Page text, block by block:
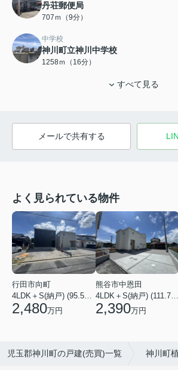
丹荘郵便局
707ｍ（9分）
中学校
神川町立神川中学校
1258ｍ（16分）
すべて見る
メールで共有する
よく見られている物件
行田市向町
4LDK＋S(納戸) (95.58㎡)
2,480万円
熊谷市中恩田
4LDK＋S(納戸) (111.78㎡)
2,390万円
児玉郡神川町の戸建(売買)一覧 神川町